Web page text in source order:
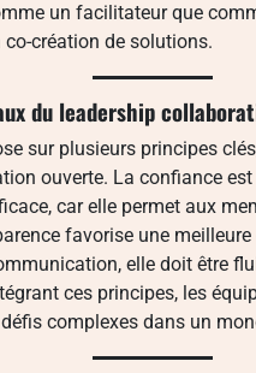
un facilitateur que
création de solutions.
du leadership
sur plusieurs principes
ouverte. La confiance est
car elle permet aux
favorise une
elle doit être
ces principes, les
complexes dans un